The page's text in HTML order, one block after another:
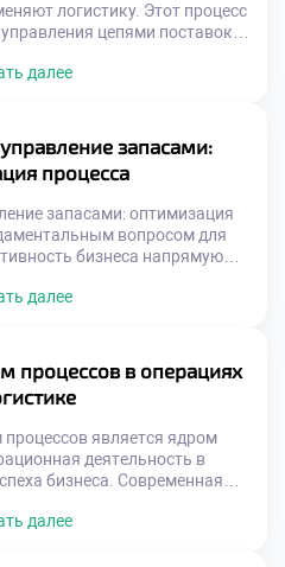
логистику. Этот процесс
цепями поставок.
Данные становятся
ориентироваться в
грамотность
сегодня. Будущее
[…]
далее
запасами:
процесса
запасами: оптимизация
вопросом для
бизнеса напрямую
оборотные средства
от новичка. Студенты
деятельности изучают эту
модели подкрепляются
далее
процессов в операциях
является ядром
деятельность в
бизнеса. Современная
обслуживания формируют
далее